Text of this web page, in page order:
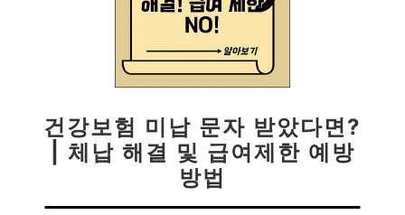
건강보험 미납 문자 받았다면?
| 체납 해결 및 급여제한 예방
방법